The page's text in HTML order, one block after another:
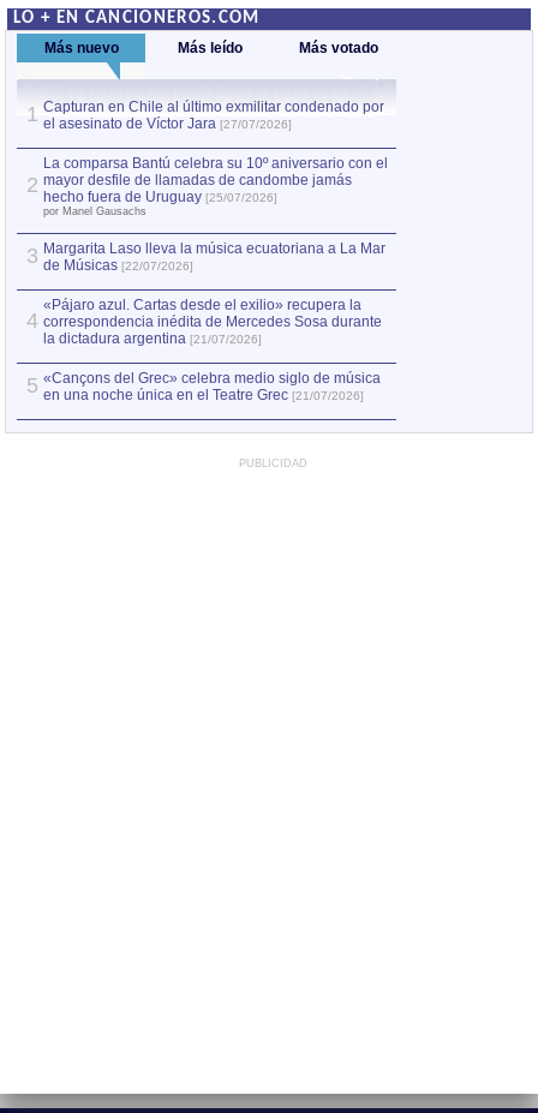
LO + EN CANCIONEROS.COM
Más nuevo Más leído Más votado
1 Capturan en Chile al último exmilitar condenado por
el asesinato de Víctor Jara [27/07/2026]
2
La comparsa Bantú celebra su 10º aniversario con el
mayor desfile de llamadas de candombe jamás
hecho fuera de Uruguay [25/07/2026]
por Manel Gausachs
3 Margarita Laso lleva la música ecuatoriana a La Mar
de Músicas [22/07/2026]
4
«Pájaro azul. Cartas desde el exilio» recupera la
correspondencia inédita de Mercedes Sosa durante
la dictadura argentina [21/07/2026]
5 «Cançons del Grec» celebra medio siglo de música
en una noche única en el Teatre Grec [21/07/2026]
PUBLICIDAD